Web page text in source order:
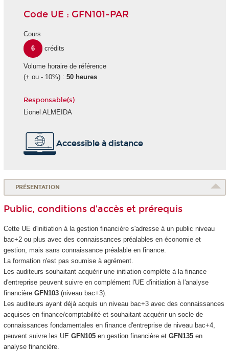
Code UE : GFN101-PAR
Cours
6
crédits
Volume horaire de référence
(+ ou - 10%) : 50 heures
Responsable(s)
Lionel ALMEIDA
Accessible à distance
PRÉSENTATION
Public, conditions d’accès et prérequis
Cette UE d'initiation à la gestion financière s'adresse à un public niveau
bac+2 ou plus avec des connaissances préalables en économie et
gestion, mais sans connaissance préalable en finance.
La formation n'est pas soumise à agrément.
Les auditeurs souhaitant acquérir une initiation complète à la finance
d'entreprise peuvent suivre en complément l'UE d'initiation à l'analyse
financière GFN103(niveau bac+3).
Les auditeurs ayant déjà acquis un niveau bac+3 avec des connaissances
acquises en finance/comptabilité et souhaitant acquérir un socle de
connaissances fondamentales en finance d'entreprise de niveau bac+4,
peuvent suivre les UE GFN105 en gestion financière et GFN135en
analyse financière.